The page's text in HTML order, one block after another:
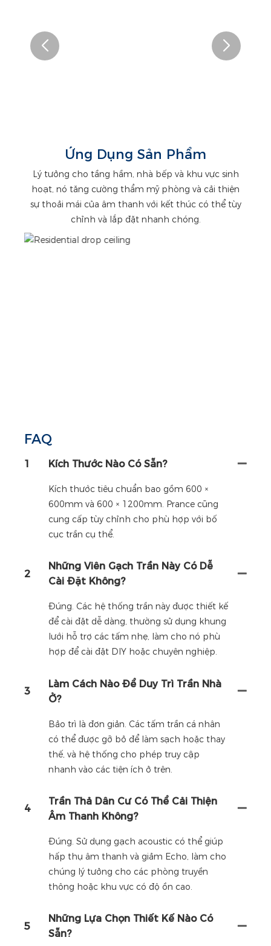
Ứng Dụng Sản Phẩm
Lý tưởng cho tầng hầm, nhà bếp và khu vực sinh
hoạt, nó tăng cường thẩm mỹ phòng và cải thiện
sự thoải mái của âm thanh với kết thúc có thể tùy
chỉnh và lắp đặt nhanh chóng.
FAQ
1 Kích Thước Nào Có Sẵn?
Kích thước tiêu chuẩn bao gồm 600 ×
600mm và 600 × 1200mm. Prance cũng
cung cấp tùy chỉnh cho phù hợp với bố
cục trần cụ thể.
2
Những Viên Gạch Trần Này Có Dễ
Cài Đặt Không?
Đúng. Các hệ thống trần này được thiết kế
để cài đặt dễ dàng, thường sử dụng khung
lưới hỗ trợ các tấm nhẹ, làm cho nó phù
hợp để cài đặt DIY hoặc chuyên nghiệp.
3
Làm Cách Nào Để Duy Trì Trần Nhà
Ở?
Bảo trì là đơn giản. Các tấm trần cá nhân
có thể được gỡ bỏ để làm sạch hoặc thay
thế, và hệ thống cho phép truy cập
nhanh vào các tiện ích ở trên.
4
Trần Thả Dân Cư Có Thể Cải Thiện
Âm Thanh Không?
Đúng. Sử dụng gạch acoustic có thể giúp
hấp thụ âm thanh và giảm Echo, làm cho
chúng lý tưởng cho các phòng truyền
thông hoặc khu vực có độ ồn cao.
5
Những Lựa Chọn Thiết Kế Nào Có
Sẵn?